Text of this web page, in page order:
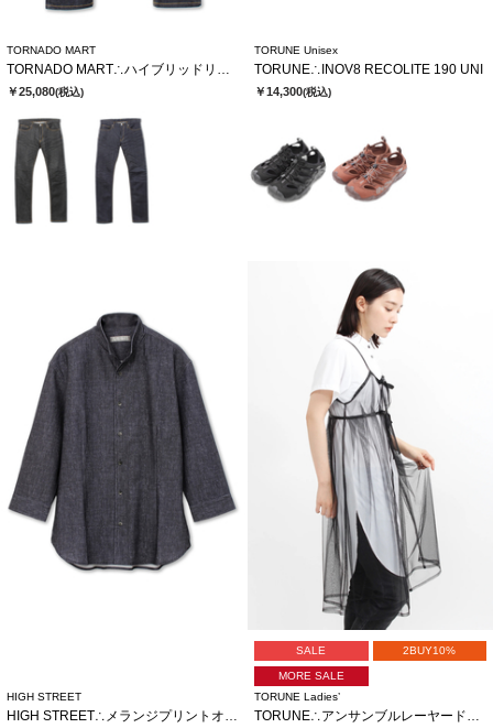
TORNADO MART
TORNADO MART∴ハイブリッドリジットデニム
￥25,080(税込)
TORUNE Unisex
TORUNE∴INOV8 RECOLITE 190 UNI
￥14,300(税込)
HIGH STREET
SALE 2BUY10%
MORE SALE
TORUNE Ladies’